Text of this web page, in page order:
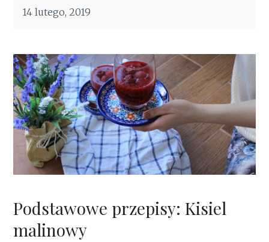
14 lutego, 2019
Podstawowe przepisy: Kisiel
malinowy